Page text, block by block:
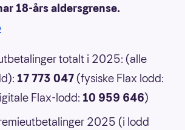
18-års aldersgrense.
totalt i 2025: (alle
17 773 047 (fysiske Flax lodd:
Flax-lodd:10 959 646)
2025 (i lodd